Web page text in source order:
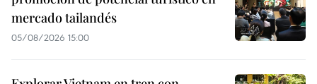
mercado tailandés
05/08/2026 15:00